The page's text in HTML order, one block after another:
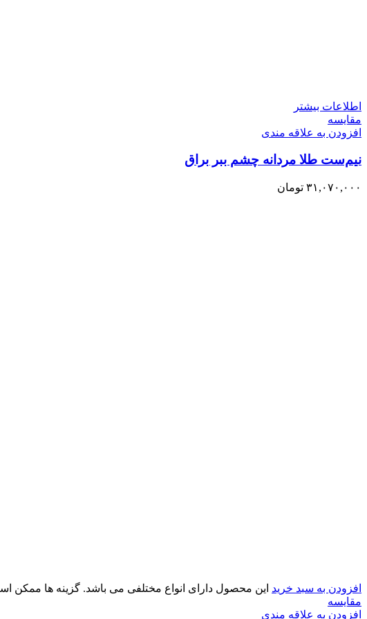
اطلاعات بیشتر
مقایسه
افزودن به علاقه مندی
نیم‌ست طلا مردانه چشم ببر براق
۳۱,۰۷۰,۰۰۰ تومان
افزودن به سبد خرید این محصول دارای انواع مختلفی می باشد. گزینه ها
مقایسه
افزودن به علاقه مندی